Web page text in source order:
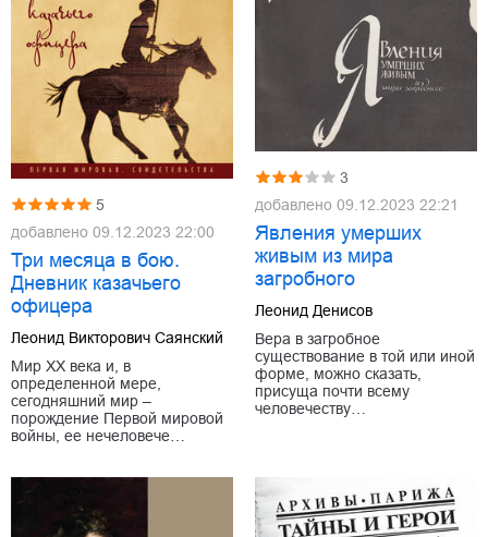
5
добавлено 09.12.2023 22:00
Три месяца в бою.
Дневник казачьего
офицера
Леонид Викторович Саянский
Мир XX века и, в
определенной мере,
сегодняшний мир –
порождение Первой мировой
войны, ее нечеловече…
3
добавлено 09.12.2023 22:21
Явления умерших
живым из мира
загробного
Леонид Денисов
Вера в загробное
существование в той или иной
форме, можно сказать,
присуща почти всему
человечеству…